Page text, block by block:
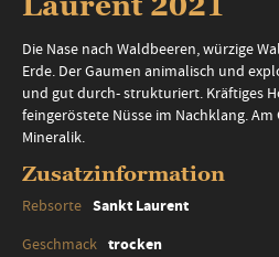
springen
Die Nase nach Waldbeeren, würzige
Erde. Der Gaumen animalisch und
und gut durch- strukturiert. Kräftiges
feingeröstete Nüsse im Nachklang.
Mineralik.
Zusatzinformation
ZusatzinformationSankt Laurent
trocken